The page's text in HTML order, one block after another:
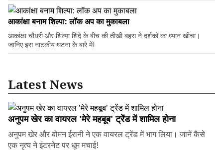
आकांक्षा बनाम शिल्पा: लॉक अप का मुकाबला
आकांक्षा चौधरी और शिल्पा शिंदे के बीच की तीखी बहस ने दर्शकों का ध्यान खींचा।
जानिए इस नाटकीय घटना के बारे में!
Latest News
अनुपम खेर का वायरल 'मेरे महबूब' ट्रेंड में शामिल होना
अनुपम खेर और बोमन ईरानी ने एक वायरल ट्रेंड में भाग लिया। जानें कैसे
एक नृत्य ने इंटरनेट पर धूम मचाई!